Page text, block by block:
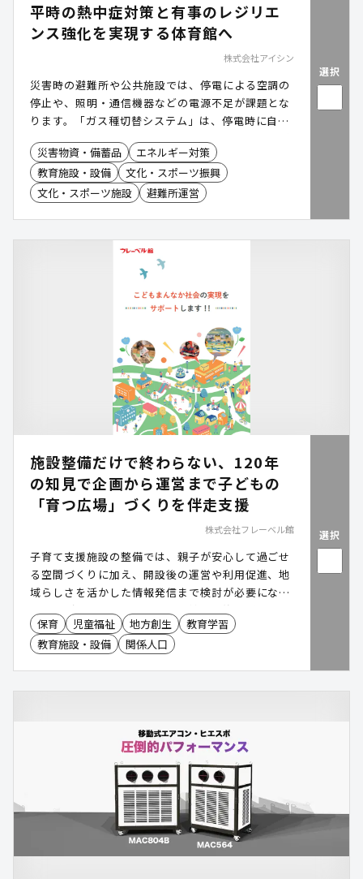
平時の熱中症対策と有事のレジリエ
ンス強化を実現する体育館へ
株式会社アイシン
災害時の避難所や公共施設では、停電による空調の
停止や、照明・通信機器などの電源不足が課題とな
ります。「ガス種切替システム」は、停電時に自立
発電運転を行い、空調に加えて照明や通信機器など
へ電力を供給できる電源自立型空調です。さらに、
都市ガスの供給が停止した場合には、LPガスへ切り
替えて運転を継続することが可能です。災害時にお
災害物資・備蓄品
エネルギー対策
教育施設・設備
文化・スポーツ振興
文化・スポーツ施設
避難所運営
選択
施設整備だけで終わらない、120年
の知見で企画から運営まで子どもの
「育つ広場」づくりを伴走支援
株式会社フレーベル館
子育て支援施設の整備では、親子が安心して過ごせ
る空間づくりに加え、開設後の運営や利用促進、地
域らしさを活かした情報発信まで検討が必要になる
ケースがあります。フレーベル館は、約120年にわ
たり子どもの育ちに寄り添ってきた知見をもとに、
施設づくり・イベント・講師派遣・広報制作などを
保育 児童福祉 地方創生
教育学習
教育施設・設備
関係人口
選択